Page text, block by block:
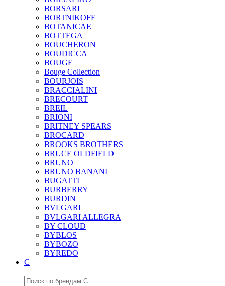
BORSARI
BORTNIKOFF
BOTANICAE
BOTTEGA
BOUCHERON
BOUDICCA
BOUGE
Bouge Collection
BOURJOIS
BRACCIALINI
BRECOURT
BREIL
BRIONI
BRITNEY SPEARS
BROCARD
BROOKS BROTHERS
BRUCE OLDFIELD
BRUNO
BRUNO BANANI
BUGATTI
BURBERRY
BURDIN
BVLGARI
BVLGARI ALLEGRA
BY CLOUD
BYBLOS
BYBOZO
BYREDO
C